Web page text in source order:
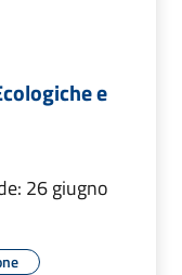
e
26 giugno